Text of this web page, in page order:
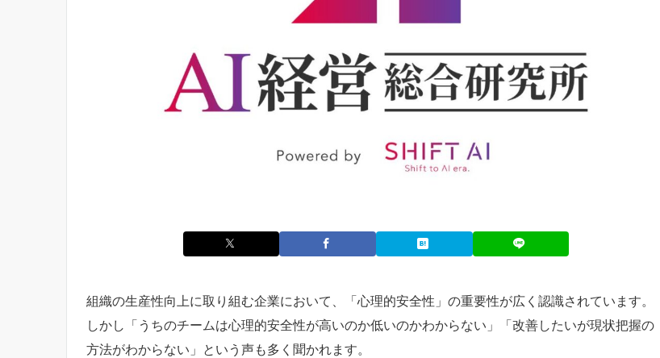
組織の生産性向上に取り組む企業において、「心理的安全性」の重要性が広く認識されています。
しかし「うちのチームは心理的安全性が高いのか低いのかわからない」「改善したいが現状把握の
方法がわからない」という声も多く聞かれます。